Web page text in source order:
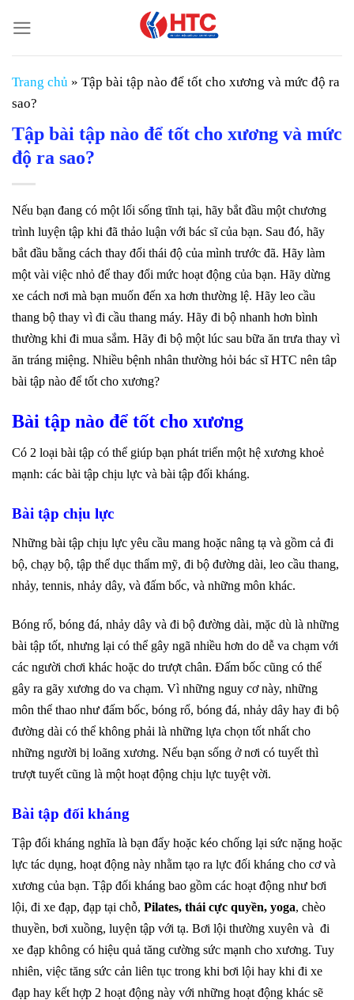
đến
nội
dung
Trang chủ » Tập bài tập nào để tốt cho xương và mức độ ra
sao?
Tập bài tập nào để tốt cho xương và mức
độ ra sao?
Nếu bạn đang có một lối sống tĩnh tại, hãy bắt đầu một chương
trình luyện tập khi đã thảo luận với bác sĩ của bạn. Sau đó, hãy
bắt đầu bằng cách thay đổi thái độ của mình trước đã. Hãy làm
một vài việc nhỏ để thay đổi mức hoạt động của bạn. Hãy dừng
xe cách nơi mà bạn muốn đến xa hơn thường lệ. Hãy leo cầu
thang bộ thay vì đi cầu thang máy. Hãy đi bộ nhanh hơn bình
thường khi đi mua sắm. Hãy đi bộ một lúc sau bữa ăn trưa thay vì
ăn tráng miệng. Nhiều bệnh nhân thường hỏi bác sĩ HTC nên tâp
bài tập nào để tốt cho xương?
Bài tập nào để tốt cho xương
Có 2 loại bài tập có thể giúp bạn phát triển một hệ xương khoẻ
mạnh: các bài tập chịu lực và bài tập đối kháng.
Bài tập chịu lực
Những bài tập chịu lực yêu cầu mang hoặc nâng tạ và gồm cả đi
bộ, chạy bộ, tập thể dục thẩm mỹ, đi bộ đường dài, leo cầu thang,
nhảy, tennis, nhảy dây, và đấm bốc, và những môn khác.
Bóng rổ, bóng đá, nhảy dây và đi bộ đường dài, mặc dù là những
bài tập tốt, nhưng lại có thể gây ngã nhiều hơn do dễ va chạm với
các người chơi khác hoặc do trượt chân. Đấm bốc cũng có thể
gây ra gãy xương do va chạm. Vì những nguy cơ này, những
môn thể thao như đấm bốc, bóng rổ, bóng đá, nhảy dây hay đi bộ
đường dài có thể không phải là những lựa chọn tốt nhất cho
những người bị loãng xương. Nếu bạn sống ở nơi có tuyết thì
trượt tuyết cũng là một hoạt động chịu lực tuyệt vời.
Bài tập đối kháng
Tập đối kháng nghĩa là bạn đẩy hoặc kéo chống lại sức nặng hoặc
lực tác dụng, hoạt động này nhằm tạo ra lực đối kháng cho cơ và
xương của bạn. Tập đối kháng bao gồm các hoạt động như bơi
lội, đi xe đạp, đạp tại chỗ, Pilates, thái cực quyền, yoga, chèo
thuyền, bơi xuồng, luyện tập với tạ. Bơi lội thường xuyên và đi
xe đạp không có hiệu quả tăng cường sức mạnh cho xương. Tuy
nhiên, việc tăng sức cản liên tục trong khi bơi lội hay khi đi xe
đạp hay kết hợp 2 hoạt động này với những hoạt động khác sẽ